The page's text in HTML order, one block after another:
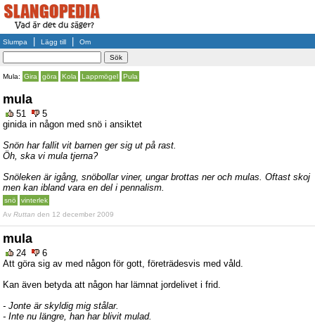
Slumpa Lägg till Om
Mula: Gira göra Kola Lappmögel Pula
mula
51
5
ginida in någon med snö i ansiktet
Snön har fallit vit barnen ger sig ut på rast.
Öh, ska vi mula tjerna?
Snöleken är igång, snöbollar viner, ungar brottas ner och mulas. Oftast skoj
men kan ibland vara en del i pennalism.
snö
vinterlek
Av Ruttan den 12 december 2009
mula
24
6
Att göra sig av med någon för gott, företrädesvis med våld.
Kan även betyda att någon har lämnat jordelivet i frid.
- Jonte är skyldig mig stålar.
- Inte nu längre, han har blivit mulad.